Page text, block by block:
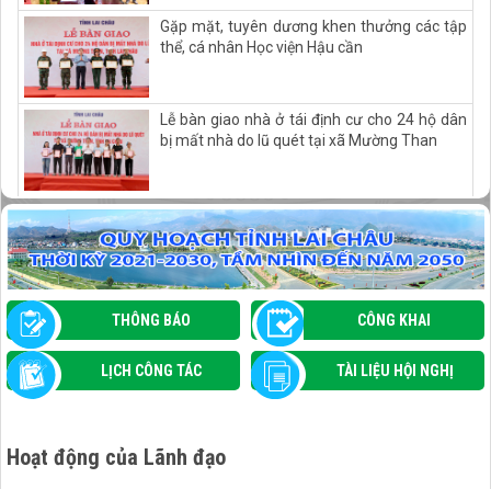
Gặp mặt, tuyên dương khen thưởng các tập
thể, cá nhân Học viện Hậu cần
Lễ bàn giao nhà ở tái định cư cho 24 hộ dân
bị mất nhà do lũ quét tại xã Mường Than
GIAO BAN ĐIỂM GIAO DỊCH NGÂN HÀNG
CHÍNH SÁCH XÃ HỘI THÁNG 7/2026
THÔNG BÁO CÔNG KHAI
LỊCH CÔNG TÁC TÀI LIỆU HỘI NGHỊ
Hoạt động của Lãnh đạo